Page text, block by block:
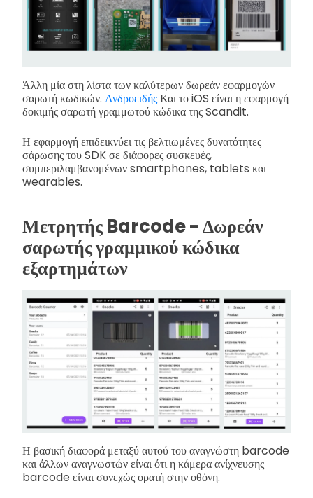
Άλλη μία στη λίστα των καλύτερων δωρεάν εφαρμογών
σαρωτή κωδικών. ΑνδροειδήςΚαι το iOS είναι η εφαρμογή
δοκιμής σαρωτή γραμμωτού κώδικα της Scandit.
Η εφαρμογή επιδεικνύει τις βελτιωμένες δυνατότητες
σάρωσης του SDK σε διάφορες συσκευές,
συμπεριλαμβανομένων smartphones, tablets και
wearables.
Μετρητής Barcode - Δωρεάν
σαρωτής γραμμικού κώδικα
εξαρτημάτων
Η βασική διαφορά μεταξύ αυτού του αναγνώστη barcode
και άλλων αναγνωστών είναι ότι η κάμερα ανίχνευσης
barcode είναι συνεχώς ορατή στην οθόνη.